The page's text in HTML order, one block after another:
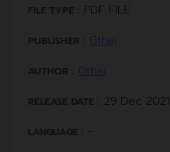
FILE TYPE : PDF FILE
PUBLISHER :
AUTHOR :
RELEASE DATE : 29 Dec 2021
LANGUAGE : -